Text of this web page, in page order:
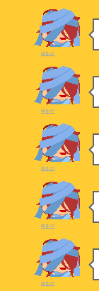
ゆきの
ゆきの
ゆきの
ゆきの
ゆきの